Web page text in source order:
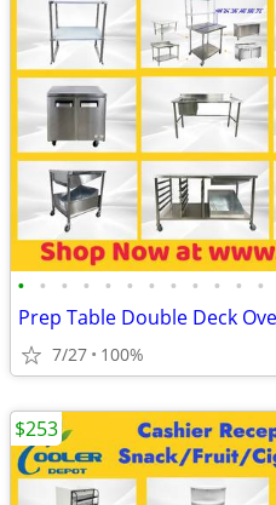
• • • • • • • • • • • •
7/27 100%
$253